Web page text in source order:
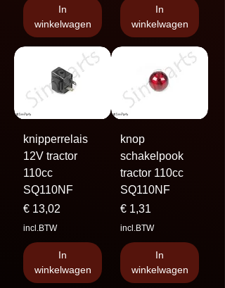
In
winkelwagen
In
winkelwagen
knipperrelais
12V tractor
110cc
SQ110NF
Prijs
€ 13,02
incl.BTW
In
winkelwagen
knop
schakelpook
tractor 110cc
SQ110NF
Prijs
€ 1,31
incl.BTW
In
winkelwagen